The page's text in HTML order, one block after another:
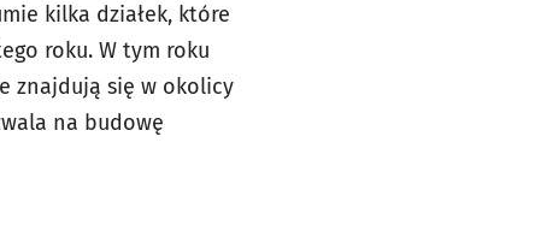
kilka działek, które
roku. W tym roku
znajdują się w okolicy
na budowę